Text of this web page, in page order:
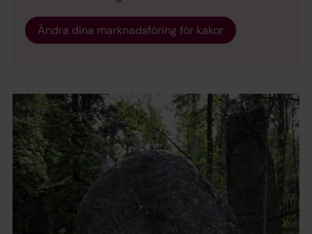
Ändra dina marknadsföring för kakor